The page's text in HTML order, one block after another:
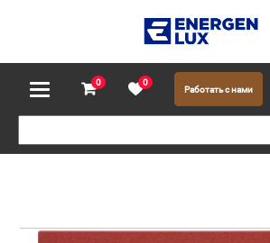
0 0
Работать с нами